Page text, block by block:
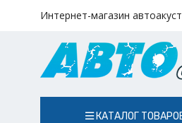
Интернет-магазин
КАТАЛОГ